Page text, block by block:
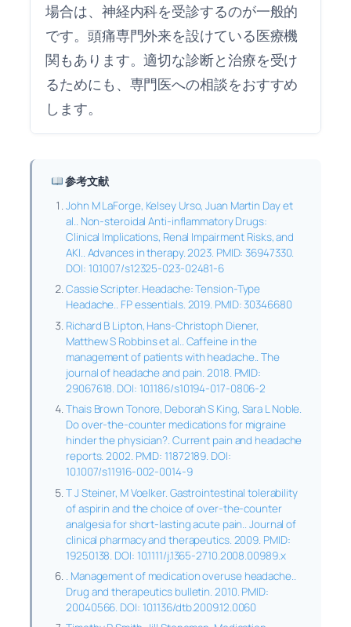
場合は、神経内科を受診するのが一般的
です。頭痛専門外来を設けている医療機
関もあります。適切な診断と治療を受け
るためにも、専門医への相談をおすすめ
します。
参考文献
John M LaForge, Kelsey Urso, Juan Martin Day et
al.. Non-steroidal Anti-inflammatory Drugs:
Clinical Implications, Renal Impairment Risks, and
AKI.. Advances in therapy. 2023. PMID: 36947330.
DOI: 10.1007/s12325-023-02481-6
Cassie Scripter. Headache: Tension-Type
Headache.. FP essentials. 2019. PMID: 30346680
Richard B Lipton, Hans-Christoph Diener,
Matthew S Robbins et al.. Caffeine in the
management of patients with headache.. The
journal of headache and pain. 2018. PMID:
29067618. DOI: 10.1186/s10194-017-0806-2
Thais Brown Tonore, Deborah S King, Sara L Noble.
Do over-the-counter medications for migraine
hinder the physician?. Current pain and headache
reports. 2002. PMID: 11872189. DOI:
10.1007/s11916-002-0014-9
T J Steiner, M Voelker. Gastrointestinal tolerability
of aspirin and the choice of over-the-counter
analgesia for short-lasting acute pain.. Journal of
clinical pharmacy and therapeutics. 2009. PMID:
19250138. DOI: 10.1111/j.1365-2710.2008.00989.x
. Management of medication overuse headache..
Drug and therapeutics bulletin. 2010. PMID:
20040566. DOI: 10.1136/dtb.2009.12.0060